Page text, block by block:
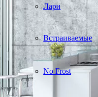
Лари
Встраиваемые
No Frost